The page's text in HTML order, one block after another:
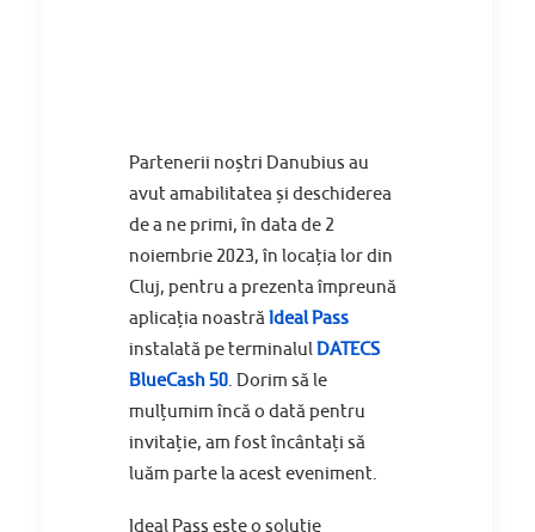
Partenerii noștri Danubius au
avut amabilitatea și deschiderea
de a ne primi, în data de 2
noiembrie 2023, în locația lor din
Cluj, pentru a prezenta împreună
aplicația noastrăIdeal Pass
instalată pe terminalulDATECS
BlueCash 50. Dorim să le
mulțumim încă o dată pentru
invitație, am fost încântați să
luăm parte la acest eveniment.
Ideal Pass este o soluție